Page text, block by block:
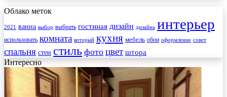
Облако меток
2021 ванна выбор выбрать гостиная дизайн дизайна интерьер
использовать комната который кухня мебель обои оформление совет
спальня стен стиль фото цвет штора
Интересно